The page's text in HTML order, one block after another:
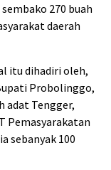
270 buah
daerah
itu dihadiri oleh,
Probolinggo,
adat Tengger,
Pemasyarakatan
sebanyak 100